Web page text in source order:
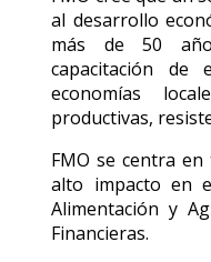
al desarrollo
más de 50
capacitación de
economías
productivas,
FMO se centra
alto impacto en
Alimentación y
Financieras.